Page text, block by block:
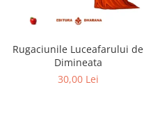
Rugaciunile Luceafarului de
Dimineata
30,00 Lei